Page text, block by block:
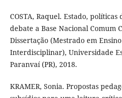
COSTA, Raquel. Estado,
debate a Base Nacional Comum
Dissertação (Mestrado em
Interdisciplinar), Universidade
Paranvaí (PR), 2018.
KRAMER, Sonia. Propostas